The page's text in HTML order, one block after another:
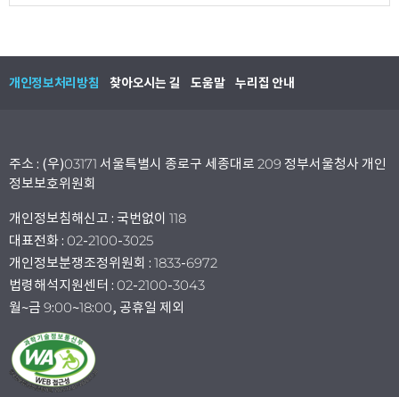
개인정보처리방침 찾아오시는 길 도움말 누리집 안내
주소 : (우)03171 서울특별시 종로구 세종대로 209 정부서울청사 개인
정보보호위원회
개인정보침해신고 : 국번없이 118
대표전화 : 02-2100-3025
개인정보분쟁조정위원회 : 1833-6972
법령해석지원센터 : 02-2100-3043
월~금 9:00~18:00, 공휴일 제외